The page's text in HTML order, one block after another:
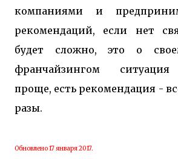
компаниями и
рекомендаций, если нет
будет сложно, это о
франчайзингом ситуация
проще, есть рекомендация -
разы.
Обновлено 17 января 2017.